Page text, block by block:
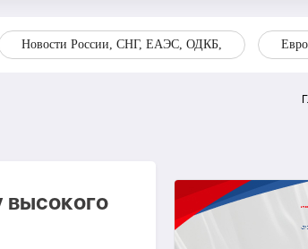
Новости России, СНГ, ЕАЭС, ОДКБ,